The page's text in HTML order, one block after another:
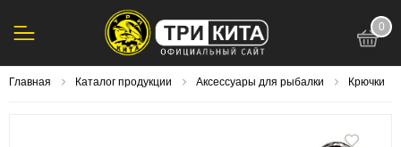
0
Главная Каталог продукции Аксессуары для рыбалки Крючки